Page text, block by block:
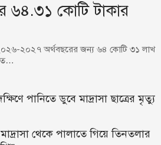
কোটি টাকার
২০২৭ অর্থবছরের জন্য ৬৪ কোটি ৩১ লাখ
পানিতে ডুবে মাদ্রাসা ছাত্রের মৃত্যু
থেকে পালাতে গিয়ে তিনতলার